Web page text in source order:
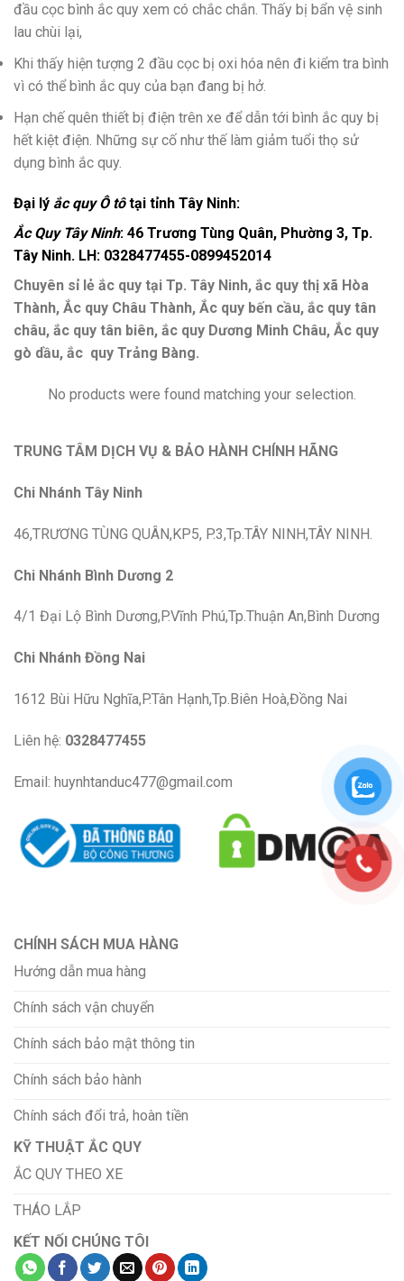
đầu cọc bình ắc quy xem có chắc chắn. Thấy bị bẩn vệ sinh
lau chùi lại,
Khi thấy hiện tượng 2 đầu cọc bị oxi hóa nên đi kiểm tra bình
vì có thể bình ắc quy của bạn đang bị hở.
Hạn chế quên thiết bị điện trên xe để dẫn tới bình ắc quy bị
hết kiệt điện. Những sự cố như thế làm giảm tuổi thọ sử
dụng bình ắc quy.
Đại lý ắc quy Ô tôtại tỉnh Tây Ninh:
Ắc Quy Tây Ninh: 46 Trương Tùng Quân, Phường 3, Tp.
Tây Ninh. LH: 0328477455-0899452014
Chuyên sỉ lẻ ắc quy tại Tp. Tây Ninh, ắc quy thị xã Hòa
Thành, Ắc quy Châu Thành, Ắc quy bến cầu, ắc quy tân
châu, ắc quy tân biên, ắc quy Dương Minh Châu, Ắc quy
gò dầu, ắc quy Trảng Bàng.
No products were found matching your selection.
TRUNG TÂM DỊCH VỤ & BẢO HÀNH CHÍNH HÃNG
Chi Nhánh Tây Ninh
46,TRƯƠNG TÙNG QUÂN,KP5, P.3,Tp.TÂY NINH,TÂY NINH.
Chi Nhánh Bình Dương 2
4/1 Đại Lộ Bình Dương,P.Vĩnh Phú,Tp.Thuận An,Bình Dương
Chi Nhánh Đồng Nai
1612 Bùi Hữu Nghĩa,P.Tân Hạnh,Tp.Biên Hoà,Đồng Nai
Liên hệ: 0328477455
Email: huynhtanduc477@gmail.com
CHÍNH SÁCH MUA HÀNG
Hướng dẫn mua hàng
Chính sách vận chuyển
Chính sách bảo mật thông tin
Chính sách bảo hành
Chính sách đổi trả, hoàn tiền
KỸ THUẬT ẮC QUY
ẮC QUY THEO XE
THÁO LẮP
KẾT NỐI CHÚNG TÔI